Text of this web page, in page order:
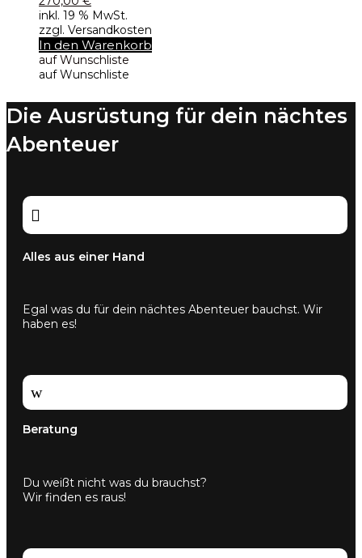
inkl. 19 % MwSt.
zzgl. Versandkosten
In den Warenkorb
auf Wunschliste
auf Wunschliste
Die Ausrüstung für dein nächtes
Abenteuer

Alles aus einer Hand
Egal was du für dein nächtes Abenteuer bauchst. Wir
haben es!
w
Beratung
Du weißt nicht was du brauchst?
Wir finden es raus!